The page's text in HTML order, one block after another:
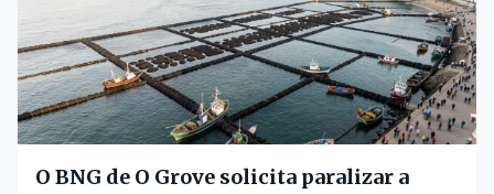
O BNG de O Grove solicita paralizar a